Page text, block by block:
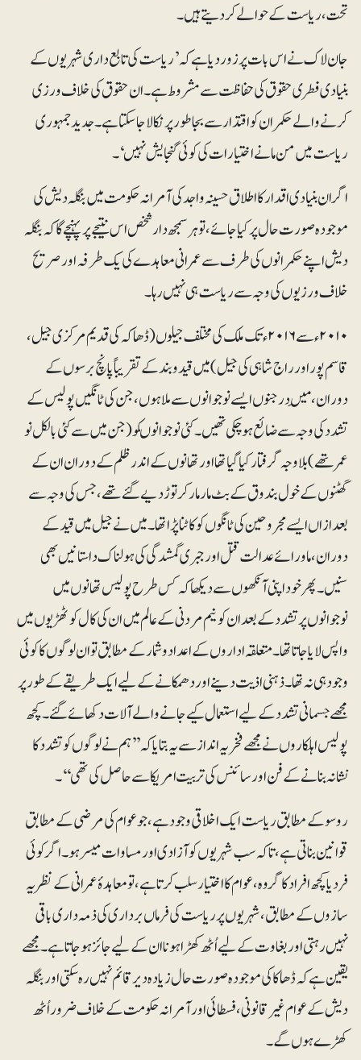
تحت، ریاست کے حوالے کر دیتے ہیں۔
جان لاک نے اس بات پر زور دیاہے کہ ’ریاست کی تابع داری شہریوں کے
بنیادی فطری حقوق کی حفاظت سے مشروط ہے۔ ان حقوق کی خلاف ورزی
کرنے والے حکمران کو اقتدار سے بجاطور پر نکالا جا سکتا ہے۔ جدید جمہوری
ریاست میں من مانے اختیارات کی کوئی گنجایش نہیں‘۔
اگر ان بنیادی اقدار کا اطلاق حسینہ واجد کی آمرانہ حکومت میں بنگلہ دیش کی
موجودہ صورت حال پر کیا جائے، تو ہر سمجھ دار شخص اس نتیجے پر پہنچے گا کہ بنگلہ
دیش اپنے حکمرانوں کی طرف سے عمرانی معاہدے کی یک طرفہ اور صریح
خلاف ورزیوں کی وجہ سے ریاست ہی نہیں رہا۔
۲۰۱۰ء سے ۲۰۱۶ء تک ملک کی مختلف جیلوں (ڈھاکہ کی قدیم مرکزی جیل،
قاسم پور اور راج شاہی کی جیل) میں قید و بند کے تقریباً پانچ برسوں کے
دوران، مَیں درجنوں ایسے نوجوانوں سے ملا ہوں، جن کی ٹانگیں پولیس کے
تشدد کی وجہ سے ضائع ہو چکی تھیں۔ کئی نوجوانوںکو (جن میں سے کئی بالکل نو
عمر تھے) بلاوجہ گرفتار کیا گیا تھا اور تھانوں کے اندر ظلم کے دوران ان کے
گھٹنوں کے خول بندوق کے بٹ مارمار کر توڑ دیے گئے تھے، جس کی وجہ سے
بعدازاں ایسے مجروحین کی ٹانگوں کو کاٹنا پڑا تھا۔ میں نے جیل میں قید کے
دوران، ماورائے عدالت قتل اور جبری گمشدگی کی ہولناک داستانیں بھی
سنیں۔ پھر خود اپنی آنکھوں سے دیکھا کہ کس طرح پولیس تھانوں میں
نوجوانوں پر تشدد کے بعد ان کو نیم مردنی کے عالم میں ان کی کال کوٹھڑیوں میں
واپس لایا جاتا تھا۔ متعلقہ اداروں کے اعداد و شمار کے مطابق تو ان لوگوں کاکوئی
وجود ہی نہ تھا ۔ ذہنی اذیت دینے اور دھمکانے کے لیے ایک طریقے کے طور پر
مجھے جسمانی تشدد کے لیے استعمال کیے جانے والے آلات دکھائے گئے۔کچھ
پولیس اہلکاروں نے مجھے فخریہ انداز سے یہ بتایا کہ ’’ہم نے لوگوں کو تشدد کا
نشانہ بنانے کے فن اور سائنس کی تربیت امریکا سے حاصل کی تھی‘‘۔
روسوکے مطابق ریاست ایک اخلاقی وجود ہے، جو عوام کی مرضی کے مطابق
قوانین بناتی ہے، تاکہ سب شہریوں کو آزادی اور مساوات میسر ہو۔ اگر کوئی
فرد یا کچھ افراد کا گروہ، عوام کا اختیار سلب کرتا ہے، تو معاہدۂ عمرانی کے نظریہ
سازوں کے مطابق، شہریوں پر ریاست کی فرماں برداری کی ذمہ داری باقی
نہیں رہتی اور بغاوت کے لیے اُٹھ کھڑا ہونا ان کےلیے جائز ہو جاتا ہے۔ مجھے
یقین ہے کہ ڈھاکا کی موجودہ صورت حال زیادہ دیر قائم نہیں رہ سکتی اور بنگلہ
دیش کے عوام غیرقانونی، فسطائی اور آمرانہ حکومت کے خلاف ضرور اُٹھ
کھڑے ہوں گے۔